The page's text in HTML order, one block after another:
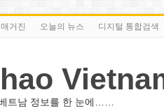
매거진 오늘의 뉴스 디지털 통합검색
트남 정보를 한 눈에……